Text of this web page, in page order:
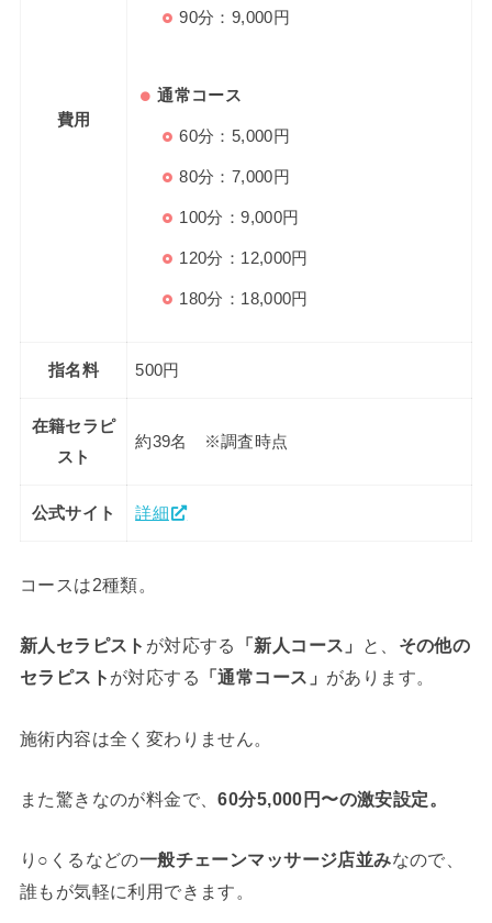
費用
90分：9,000円
通常コース
60分：5,000円
80分：7,000円
100分：9,000円
120分：12,000円
180分：18,000円
指名料 500円
在籍セラピ
スト
約39名 ※調査時点
公式サイト 詳細
コースは2種類。
新人セラピスト が対応する 「新人コース」 と、 その他の
セラピスト が対応する 「通常コース」 があります。
施術内容は全く変わりません。
また驚きなのが料金で、60分5,000円〜の激安設定。
り○くるなどの一般チェーンマッサージ店並みなので、
誰もが気軽に利用できます。